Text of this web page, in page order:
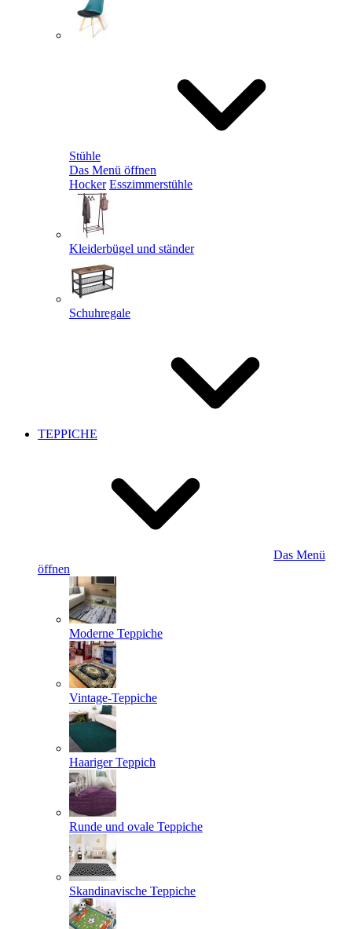
Stühle
Das Menü öffnen
Hocker Esszimmerstühle
Kleiderbügel und ständer
Schuhregale
TEPPICHE
Das Menü
öffnen
Moderne Teppiche
Vintage-Teppiche
Haariger Teppich
Runde und ovale Teppiche
Skandinavische Teppiche